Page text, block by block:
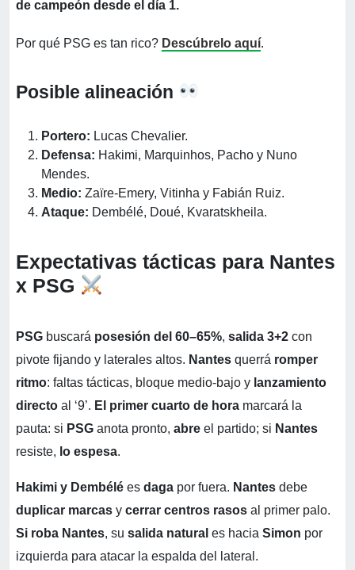
de campeón desde el día 1.
Por qué PSG es tan rico? Descúbrelo aquí.
Posible alineación
Portero: Lucas Chevalier.
Defensa: Hakimi, Marquinhos, Pacho y Nuno
Mendes.
Medio: Zaïre-Emery, Vitinha y Fabián Ruiz.
Ataque: Dembélé, Doué, Kvaratskheila.
Expectativas tácticas para Nantes
x PSG
PSG buscará posesión del 60–65%, salida 3+2 con
pivote fijando y laterales altos. Nantes querrá romper
ritmo: faltas tácticas, bloque medio-bajo y lanzamiento
directo al ‘9’. El primer cuarto de hora marcará la
pauta: si PSG anota pronto, abre el partido; si Nantes
resiste, lo espesa.
Hakimi y Dembélé es daga por fuera. Nantes debe
duplicar marcas y cerrar centros rasos al primer palo.
Si roba Nantes, su salida natural es hacia Simon por
izquierda para atacar la espalda del lateral.